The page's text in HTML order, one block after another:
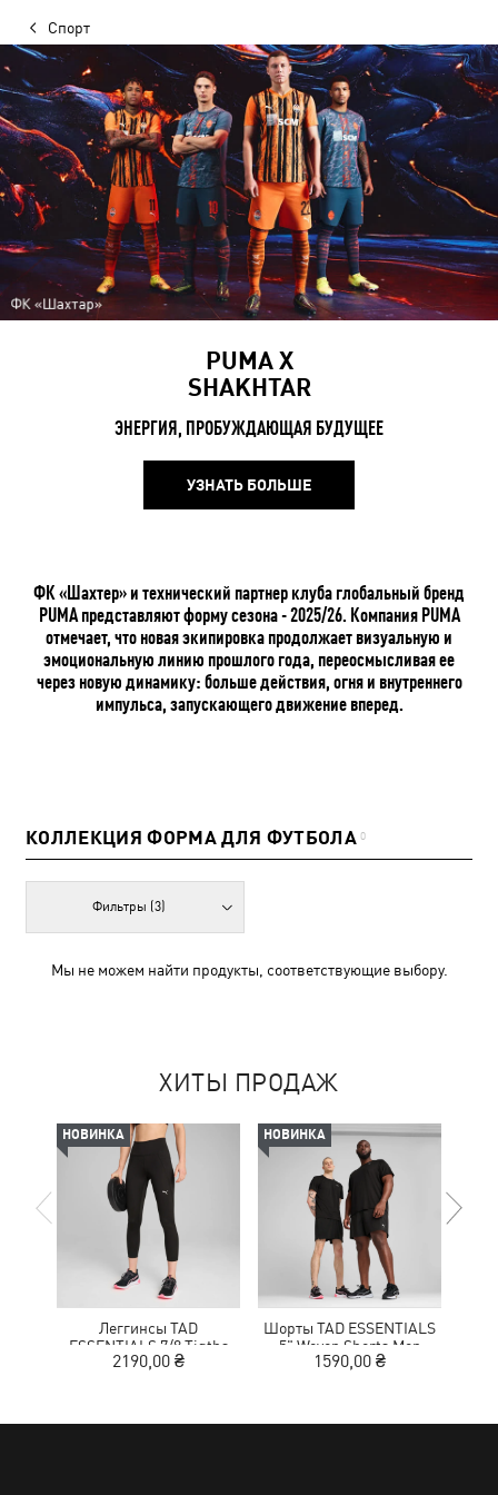
Спорт
PUMA X
SHAKHTAR
ЭНЕРГИЯ, ПРОБУЖДАЮЩАЯ БУДУЩЕЕ
УЗНАТЬ БОЛЬШЕ
ФК «Шахтер» и технический партнер клуба глобальный бренд
PUMA представляют форму сезона - 2025/26. Компания PUMA
отмечает, что новая экипировка продолжает визуальную и
эмоциональную линию прошлого года, переосмысливая ее
через новую динамику: больше действия, огня и внутреннего
импульса, запускающего движение вперед.
КОЛЛЕКЦИЯ ФОРМА ДЛЯ ФУТБОЛА 0
Фильтры (3)
Мы не можем найти продукты, соответствующие выбору.
ХИТЫ ПРОДАЖ
НОВИНКА
Леггинсы TAD
ESSENTIALS 7/8 Tigths
Women
2190,00 ₴
НОВИНКА
Шорты TAD ESSENTIALS
5" Woven Shorts Men
1590,00 ₴